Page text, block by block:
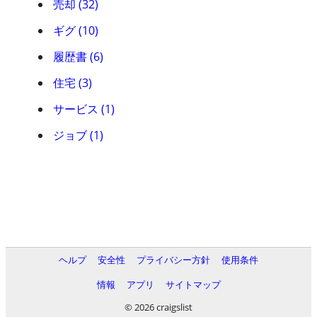
売却 (32)
ギグ (10)
履歴書 (6)
住宅 (3)
サービス (1)
ジョブ (1)
ヘルプ 安全性 プライバシー方針
使用条件
情報
アプリ
サイトマップ
© 2026 craigslist